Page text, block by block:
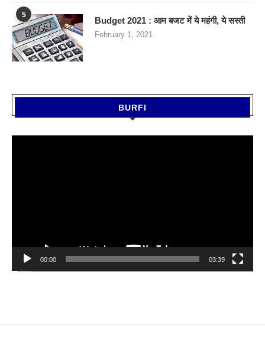
5
Budget 2021 : आम बजट में ये महंगी, ये सस्‍ती
February 1, 2021
BURFI
00:00 03:39